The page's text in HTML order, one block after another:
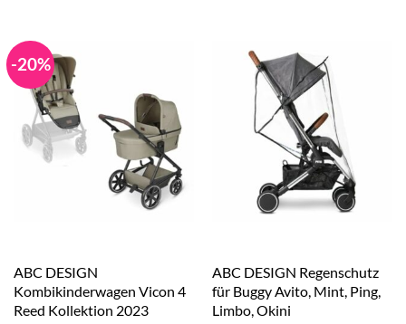
-20%
ABC DESIGN
Kombikinderwagen Vicon 4
Reed Kollektion 2023
ABC DESIGN Regenschutz
für Buggy Avito, Mint, Ping,
Limbo, Okini